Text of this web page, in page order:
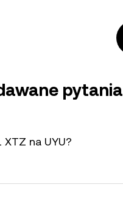
pytania
na UYU?